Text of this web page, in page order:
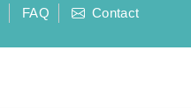
FAQ Contact